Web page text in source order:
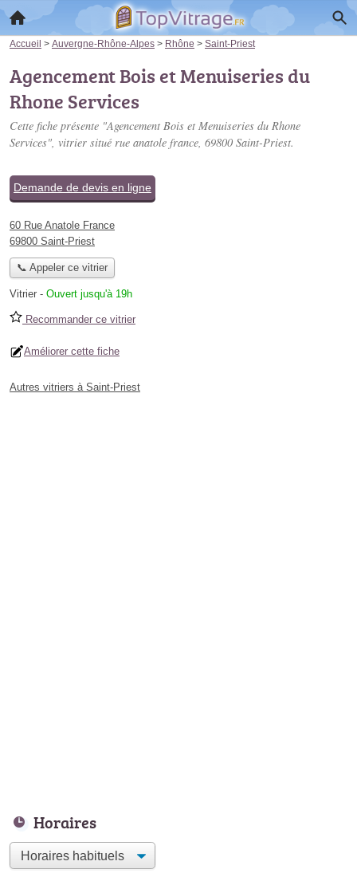
Accueil > Auvergne-Rhône-Alpes > Rhône > Saint-Priest
Agencement Bois et Menuiseries du
Rhone Services
Cette fiche présente "Agencement Bois et Menuiseries du Rhone
Services", vitrier situé rue anatole france, 69800 Saint-Priest.
Demande de devis en ligne
60 Rue Anatole France
69800 Saint-Priest
📞 Appeler ce vitrier
Vitrier - Ouvert jusqu'à 19h
Recommander ce vitrier
Améliorer cette fiche
Autres vitriers à Saint-Priest
Horaires